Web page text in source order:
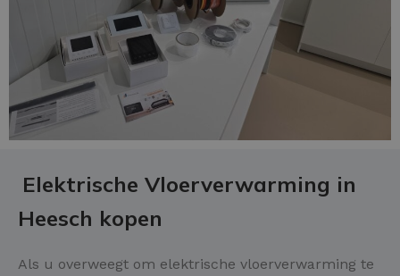
Elektrische Vloerverwarming in
Heesch kopen
Als u overweegt om elektrische vloerverwarming te